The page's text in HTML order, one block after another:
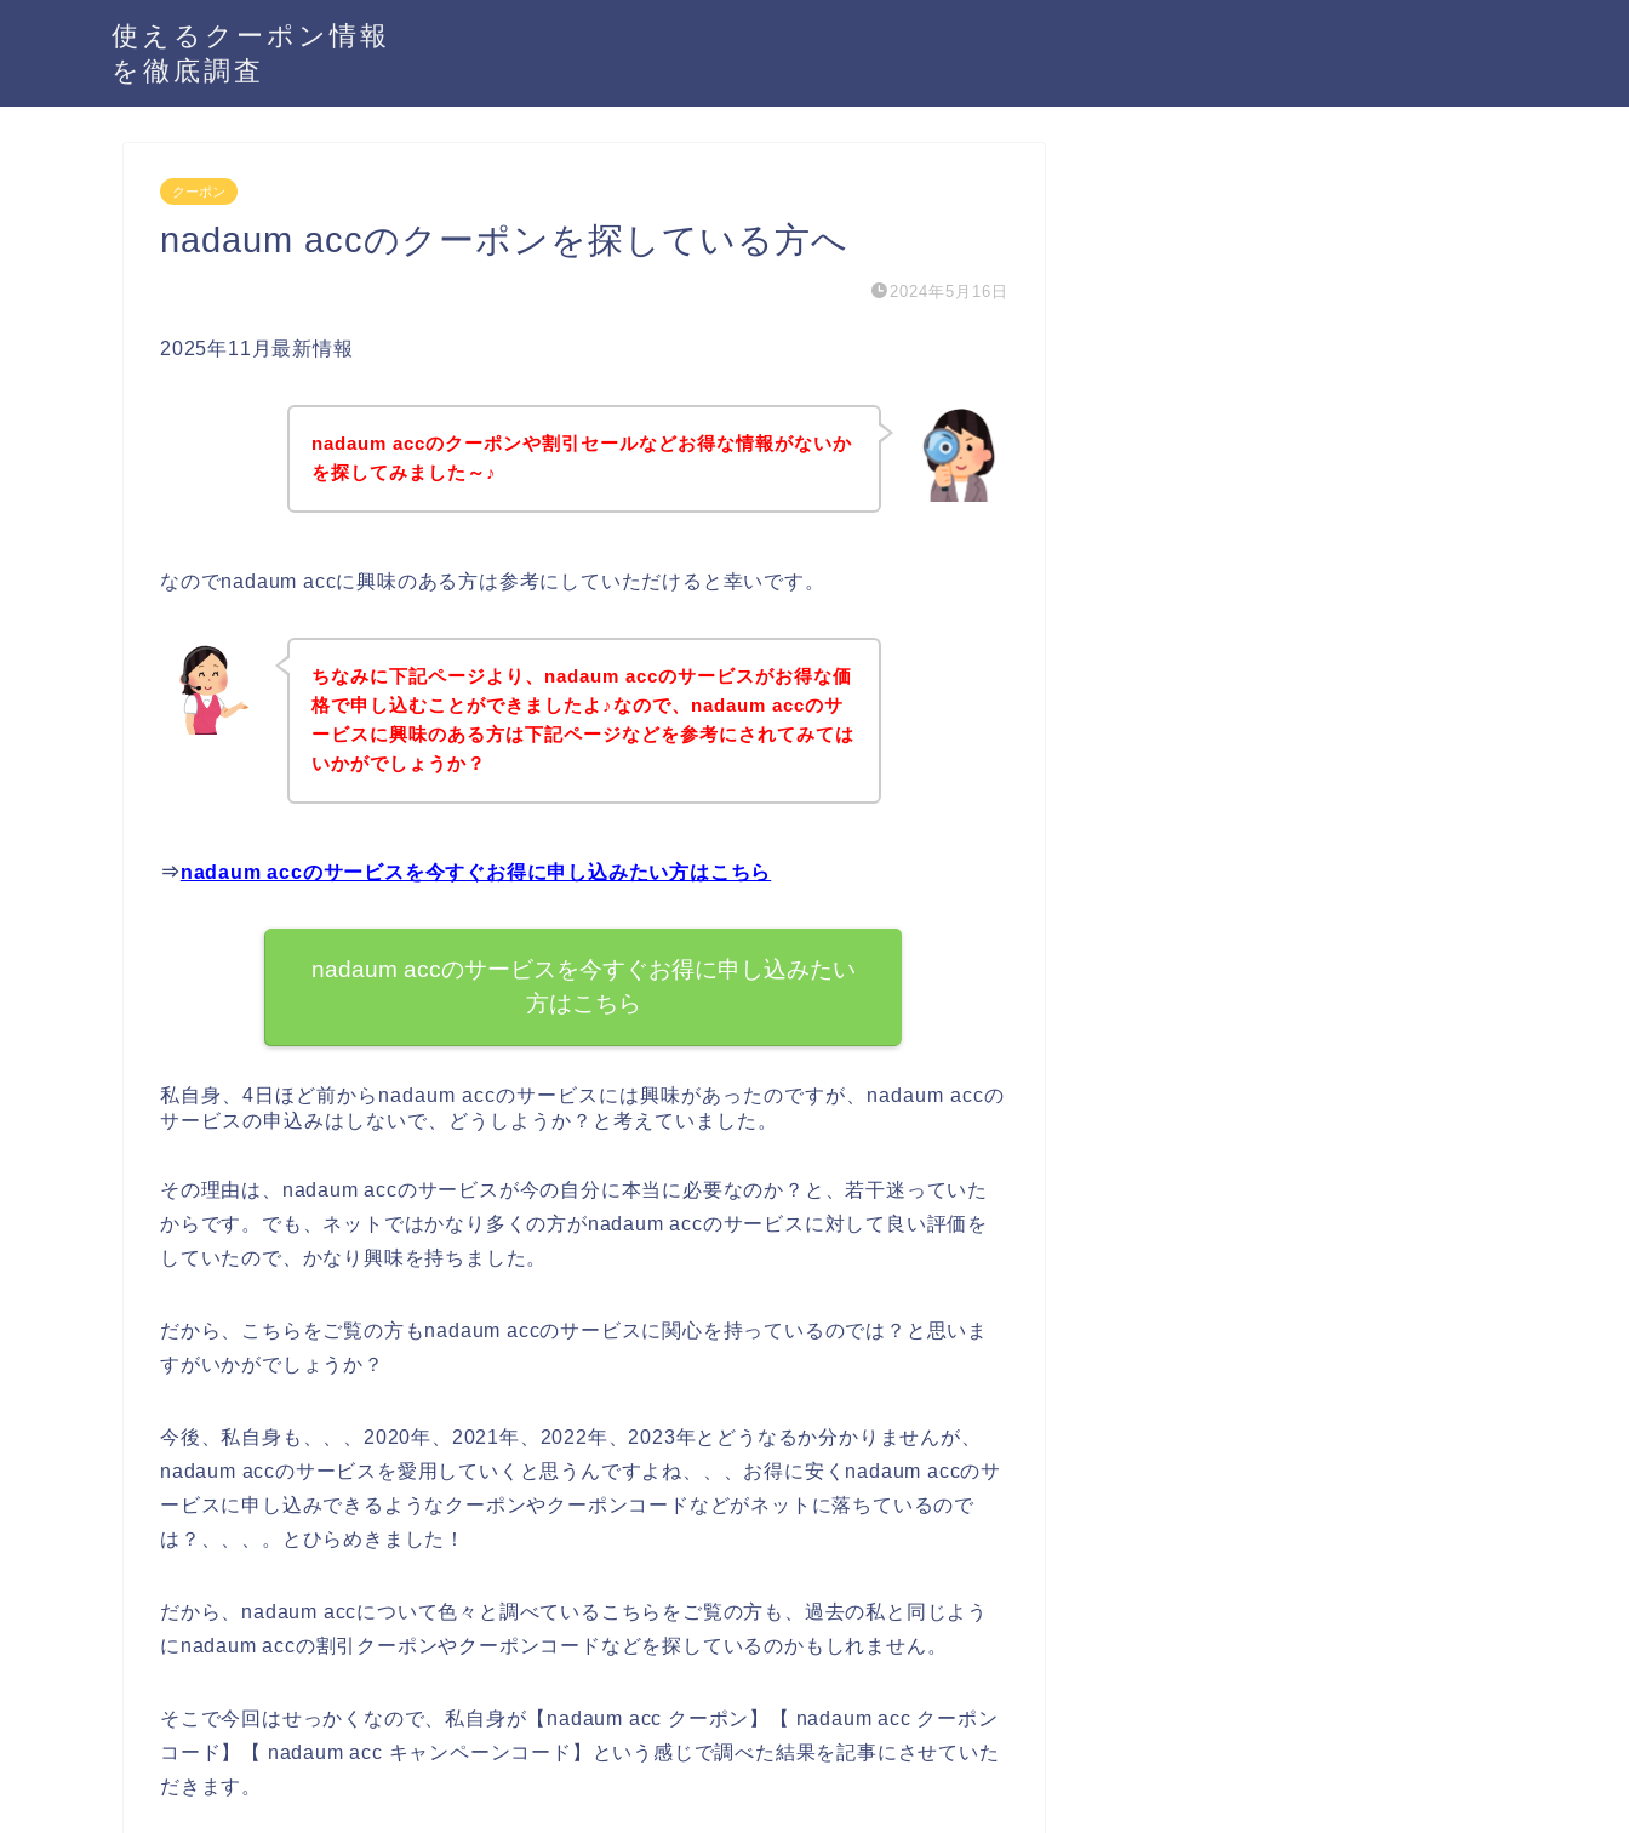
使えるクーポン情報
を徹底調査
クーポン
nadaum accのクーポンを探している方へ
2024年5月16日
2025年11月最新情報
nadaum accのクーポンや割引セールなどお得な情報がないか
を探してみました～♪
なのでnadaum accに興味のある方は参考にしていただけると幸いです。
ちなみに下記ページより、nadaum accのサービスがお得な価
格で申し込むことができましたよ♪なので、nadaum accのサ
ービスに興味のある方は下記ページなどを参考にされてみては
いかがでしょうか？
⇒nadaum accのサービスを今すぐお得に申し込みたい方はこちら
nadaum accのサービスを今すぐお得に申し込みたい
方はこちら
私自身、4日ほど前からnadaum accのサービスには興味があったのですが、nadaum accの
サービスの申込みはしないで、どうしようか？と考えていました。
その理由は、nadaum accのサービスが今の自分に本当に必要なのか？と、若干迷っていた
からです。でも、ネットではかなり多くの方がnadaum accのサービスに対して良い評価を
していたので、かなり興味を持ちました。
だから、こちらをご覧の方もnadaum accのサービスに関心を持っているのでは？と思いま
すがいかがでしょうか？
今後、私自身も、、、2020年、2021年、2022年、2023年とどうなるか分かりませんが、
nadaum accのサービスを愛用していくと思うんですよね、、、お得に安くnadaum accのサ
ービスに申し込みできるようなクーポンやクーポンコードなどがネットに落ちているので
は？、、、。とひらめきました！
だから、nadaum accについて色々と調べているこちらをご覧の方も、過去の私と同じよう
にnadaum accの割引クーポンやクーポンコードなどを探しているのかもしれません。
そこで今回はせっかくなので、私自身が【nadaum acc クーポン】【 nadaum acc クーポン
コード】【 nadaum acc キャンペーンコード】という感じで調べた結果を記事にさせていた
だきます。